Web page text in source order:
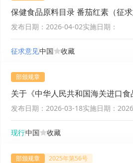
保健食品原料目录 番茄红素（征求
发布日期： 2026-04-02实施日期：
征求意见中国 收藏
部颁规章
关于《中华人民共和国海关进口
发布日期： 2026-03-18实施日期：
现行中国 收藏
部颁规章 2025年第56号